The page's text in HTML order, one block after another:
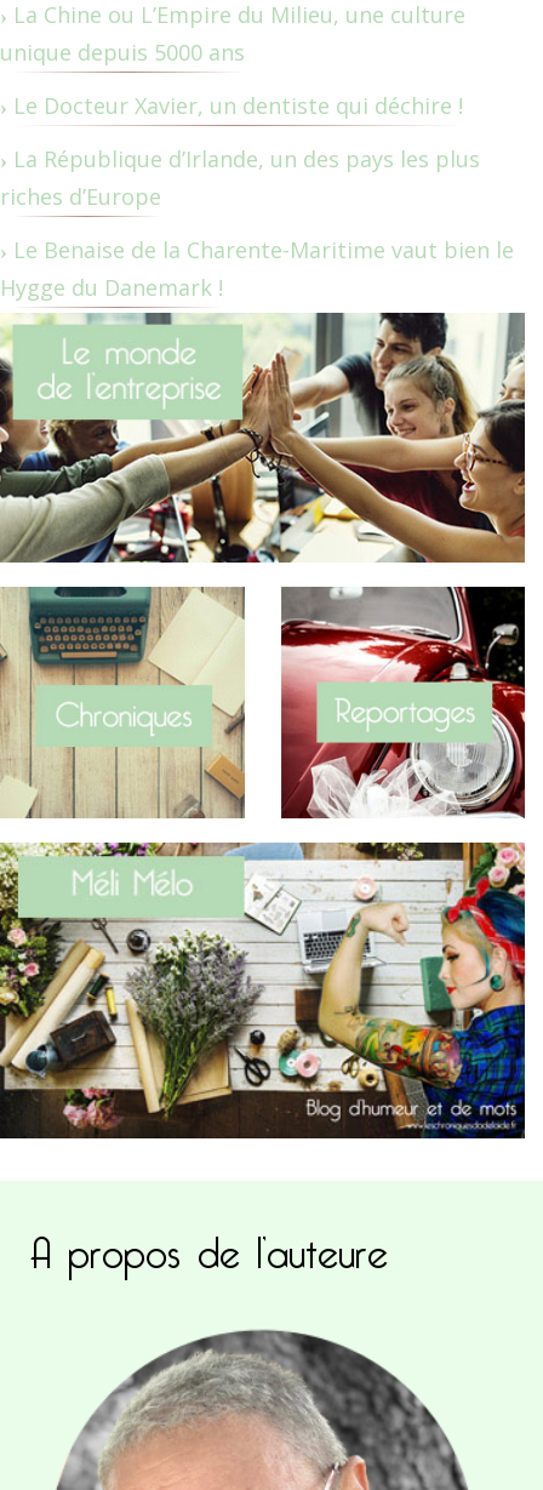
La Chine ou L’Empire du Milieu, une culture
unique depuis 5000 ans
Le Docteur Xavier, un dentiste qui déchire !
La République d’Irlande, un des pays les plus
riches d’Europe
Le Benaise de la Charente-Maritime vaut bien le
Hygge du Danemark !
A propos de l’auteure